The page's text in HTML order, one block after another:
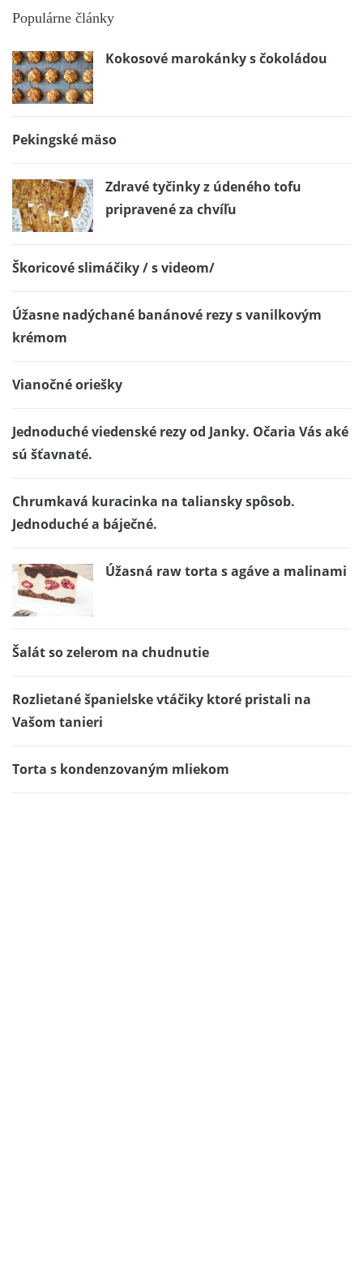
Populárne články
Kokosové marokánky s čokoládou
Pekingské mäso
Zdravé tyčinky z údeného tofu
pripravené za chvíľu
Škoricové slimáčiky / s videom/
Úžasne nadýchané banánové rezy s vanilkovým
krémom
Vianočné oriešky
Jednoduché viedenské rezy od Janky. Očaria Vás aké
sú šťavnaté.
Chrumkavá kuracinka na taliansky spôsob.
Jednoduché a báječné.
Úžasná raw torta s agáve a malinami
Šalát so zelerom na chudnutie
Rozlietané španielske vtáčiky ktoré pristali na
Vašom tanieri
Torta s kondenzovaným mliekom